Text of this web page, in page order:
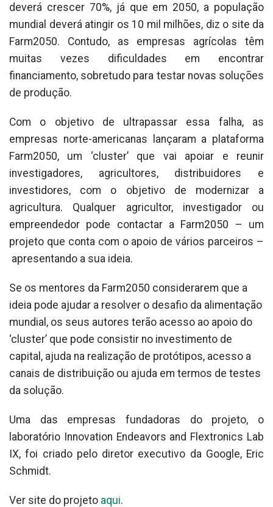
deverá crescer 70%, já que em 2050, a população
mundial deverá atingir os 10 mil milhões, diz o site da
Farm2050. Contudo, as empresas agrícolas têm
muitas vezes dificuldades em encontrar
financiamento, sobretudo para testar novas soluções
de produção.
Com o objetivo de ultrapassar essa falha, as
empresas norte-americanas lançaram a plataforma
Farm2050, um ‘cluster’ que vai apoiar e reunir
investigadores, agricultores, distribuidores e
investidores, com o objetivo de modernizar a
agricultura. Qualquer agricultor, investigador ou
empreendedor pode contactar a Farm2050 – um
projeto que conta com o apoio de vários parceiros –
apresentando a sua ideia.
Se os mentores da Farm2050 considerarem que a
ideia pode ajudar a resolver o desafio da alimentação
mundial, os seus autores terão acesso ao apoio do
‘cluster’ que pode consistir no investimento de
capital, ajuda na realização de protótipos, acesso a
canais de distribuição ou ajuda em termos de testes
da solução.
Uma das empresas fundadoras do projeto, o
laboratório Innovation Endeavors and Flextronics Lab
IX, foi criado pelo diretor executivo da Google, Eric
Schmidt.
Ver site do projeto aqui.